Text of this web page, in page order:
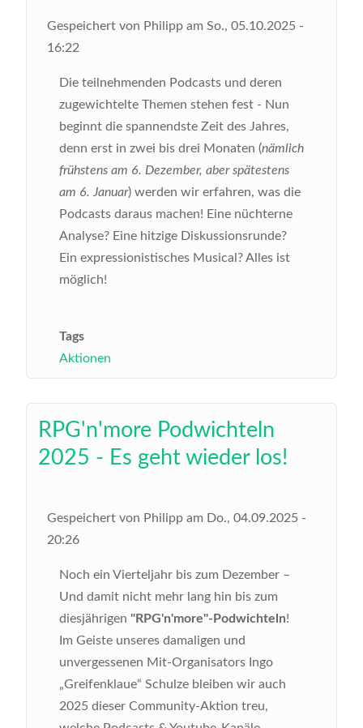
Gespeichert von Philipp am So., 05.10.2025 -
16:22
Die teilnehmenden Podcasts und deren
zugewichtelte Themen stehen fest - Nun
beginnt die spannendste Zeit des Jahres,
denn erst in zwei bis drei Monaten (nämlich
frühstens am 6. Dezember, aber spätestens
am 6. Januar) werden wir erfahren, was die
Podcasts daraus machen! Eine nüchterne
Analyse? Eine hitzige Diskussionsrunde?
Ein expressionistisches Musical? Alles ist
möglich!
Tags
Aktionen
RPG'n'more Podwichteln
2025 - Es geht wieder los!
Gespeichert von Philipp am Do., 04.09.2025 -
20:26
Noch ein Vierteljahr bis zum Dezember –
Und damit nicht mehr lang hin bis zum
diesjährigen "RPG'n'more"-Podwichteln!
Im Geiste unseres damaligen und
unvergessenen Mit-Organisators Ingo
„Greifenklaue“ Schulze bleiben wir auch
2025 dieser Community-Aktion treu,